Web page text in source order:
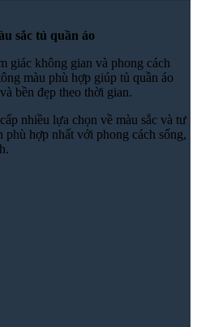
sắc tủ quần áo
giác không gian và phong cách
màu phù hợp giúp tủ quần áo
bền đẹp theo thời gian.
nhiều lựa chọn về màu sắc và tư
hợp nhất với phong cách sống,